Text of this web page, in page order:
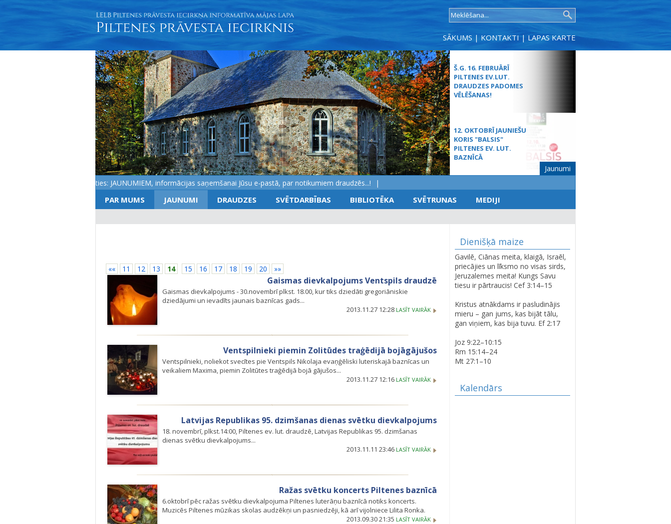
SĀKUMS | KONTAKTI| LAPAS KARTE
Š.G. 16. FEBRUĀRĪ
PILTENES EV.LUT.
DRAUDZES PADOMES
VĒLĒŠANAS!
12. OKTOBRĪ JAUNIEŠU
KORIS "BALSIS"
PILTENES EV. LUT.
BAZNĪCĀ
MŪŽĪBAS SVĒTDIENAS
DIEVKALPOJUMS
LATVIJAS SIMTGADEI
VELTĪTS
DIEVKALPOJUMS
SPĀRES BAZNĪCĀ
SPĀRES EVAŅĢĒLISKI
LUTERISKAJAI BAZNĪCAI
360
AVE MARIS STELLA
Jaunumi
Aicinām pieteikties: JAUNUMIEM, informācijas saņemšanai Jūsu e-pastā, par notikumiem draudzēs...!
PAR MUMS JAUNUMI DRAUDZES SVĒTDARBĪBAS BIBLIOTĒKA SVĒTRUNAS MEDIJI
«« 11 12 13 14 15 16 17 18 19 20 »»
Gaismas dievkalpojums Ventspils draudzē
Gaismas dievkalpojums - 30.novembrī plkst. 18.00, kur tiks dziedāti gregoriāniskie
dziedājumi un ievadīts jaunais baznīcas gads...
2013.11.27 12:28 LASĪT VAIRĀK
Ventspilnieki piemin Zolitūdes traģēdijā bojāgājušos
Ventspilnieki, noliekot svecītes pie Ventspils Nikolaja evaņģēliski luteriskajā baznīcas un
veikaliem Maxima, piemin Zolitūtes traģēdijā bojā gājušos...
2013.11.27 12:16 LASĪT VAIRĀK
Latvijas Republikas 95. dzimšanas dienas svētku dievkalpojums
18. novembrī, plkst.14:00, Piltenes ev. lut. draudzē, Latvijas Republikas 95. dzimšanas
dienas svētku dievkalpojums...
2013.11.11 23:46 LASĪT VAIRĀK
Ražas svētku koncerts Piltenes baznīcā
6.oktobrī pēc ražas svētku dievkalpojuma Piltenes luterāņu baznīcā notiks koncerts.
Muzicēs Piltenes mūzikas skolas audzēkņi un pasniedzēji, kā arī vijolniece Lilita Ronka.
2013.09.30 21:35 LASĪT VAIRĀK
Dienišķā maize
Gavilē, Ciānas meita, klaigā, Israēl,
priecājies un līksmo no visas sirds,
Jeruzalemes meita! Kungs Savu
tiesu ir pārtraucis! Cef 3:14–15
Kristus atnākdams ir pasludinājis
mieru – gan jums, kas bijāt tālu,
gan viņiem, kas bija tuvu. Ef 2:17
Joz 9:22–10:15
Rm 15:14–24
Mt 27:1–10
Kalendārs